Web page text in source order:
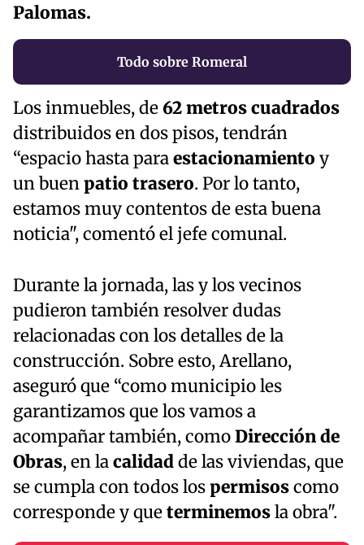
Palomas.
Todo sobre Romeral
Los inmuebles, de 62 metros cuadrados
distribuidos en dos pisos, tendrán
“espacio hasta paraestacionamiento y
un buenpatio trasero. Por lo tanto,
estamos muy contentos de esta buena
noticia", comentó el jefe comunal.
Durante la jornada, las y los vecinos
pudieron también resolver dudas
relacionadas con los detalles de la
construcción. Sobre esto, Arellano,
aseguró que “como municipio les
garantizamos que los vamos a
acompañar también, comoDirección de
Obras, en lacalidadde las viviendas, que
se cumpla con todos lospermisoscomo
corresponde y queterminemosla obra".